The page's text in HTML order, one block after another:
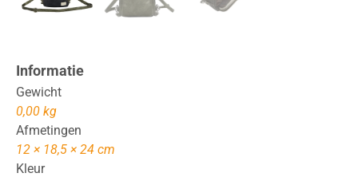
Informatie
Gewicht
0,00 kg
Afmetingen
12 × 18,5 × 24 cm
Kleur